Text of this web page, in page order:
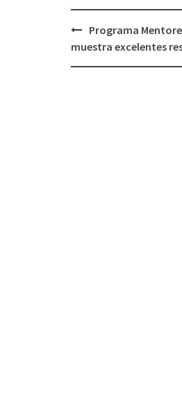
Post
navigation
Programa
muestra excelentes